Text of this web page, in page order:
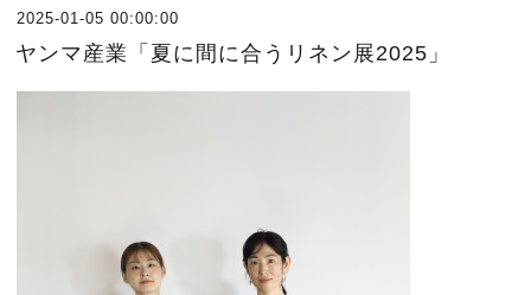
2025-01-05 00:00:00
ヤンマ産業「夏に間に合うリネン展2025」